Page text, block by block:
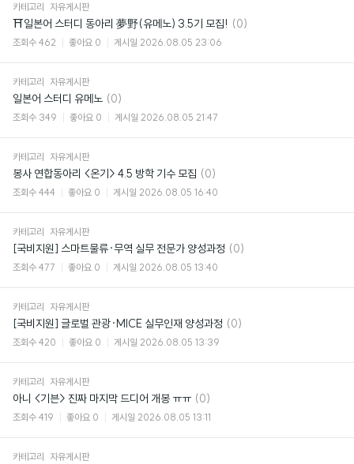
카테고리 자유게시판
⛩일본어 스터디 동아리 夢野(유메노) 3.5기 모집! 댓
(0)
조회수 462 좋아요 0 게시일 2026.08.05 23:06
카테고리 자유게시판
일본어 스터디 유메노 댓
(0)
조회수 349 좋아요 0 게시일 2026.08.05 21:47
카테고리 자유게시판
봉사 연합동아리 <온기> 4.5 방학 기수 모집 댓
글
(0)
조회수 444 좋아요 0 게시일 2026.08.05 16:40
카테고리 자유게시판
[국비지원] 스마트물류·무역 실무 전문가 양성과정 댓
(0)
조회수 477 좋아요 0 게시일 2026.08.05 13:40
카테고리 자유게시판
[국비지원] 글로벌 관광·MICE 실무인재 양성과정 댓
(0)
조회수 420 좋아요 0 게시일 2026.08.05 13:39
카테고리 자유게시판
아니 <기븐> 진짜 마지막 드디어 개봉 ㅠㅠ 댓
글
(0)
조회수 419 좋아요 0 게시일 2026.08.05 13:11
카테고리 자유게시판